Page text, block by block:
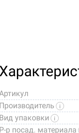
Производитель
Вид упаковки
Р-р посад. материала